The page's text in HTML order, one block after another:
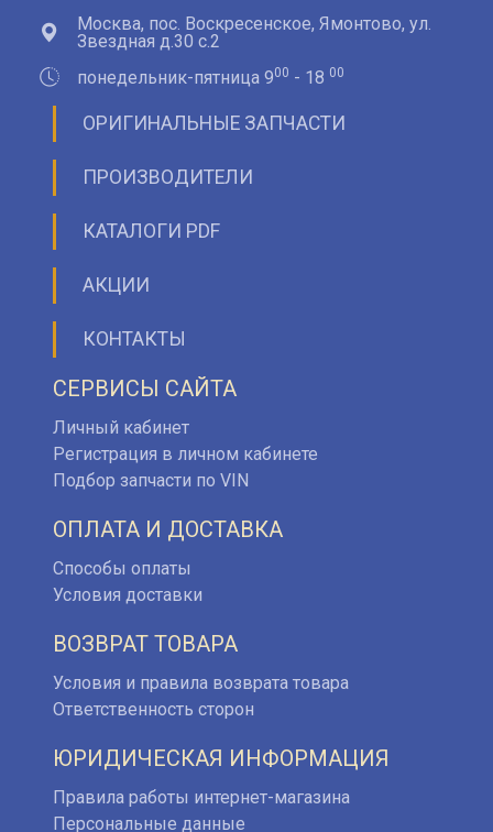
Москва, пос. Воскресенское, Ямонтово, ул.
Звездная д.30 с.2
понедельник-пятница 900 - 18 00
ОРИГИНАЛЬНЫЕ ЗАПЧАСТИ
ПРОИЗВОДИТЕЛИ
КАТАЛОГИ PDF
АКЦИИ
КОНТАКТЫ
СЕРВИСЫ САЙТА
Личный кабинет
Регистрация в личном кабинете
Подбор запчасти по VIN
ОПЛАТА И ДОСТАВКА
Способы оплаты
Условия доставки
ВОЗВРАТ ТОВАРА
Условия и правила возврата товара
Ответственность сторон
ЮРИДИЧЕСКАЯ ИНФОРМАЦИЯ
Правила работы интернет-магазина
Персональные данные